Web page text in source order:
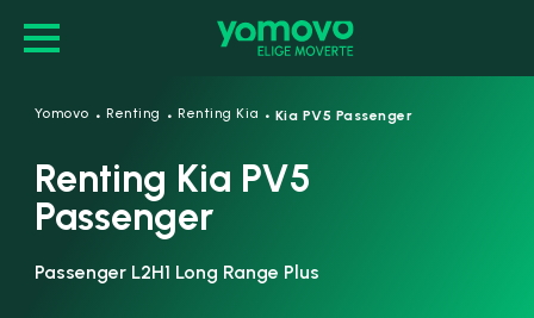
Yomovo · Renting · Renting Kia · Kia PV5 Passenger
Renting Kia PV5
Passenger
Passenger L2H1 Long Range Plus